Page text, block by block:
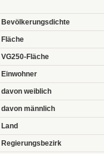
Bevölkerungsdichte
Fläche
VG250-Fläche
Einwohner
davon weiblich
davon männlich
Land
Regierungsbezirk